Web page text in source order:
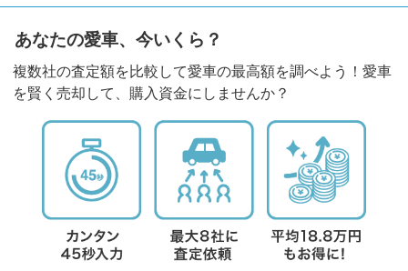
あなたの愛車、今いくら？
複数社の査定額を比較して愛車の最高額を調べよう！愛車
を賢く売却して、購入資金にしませんか？